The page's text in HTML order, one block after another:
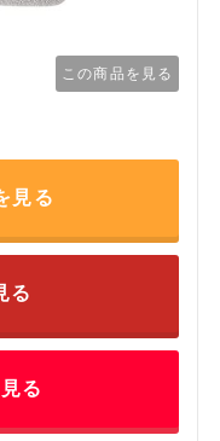
この商品を見る
見る
る
る